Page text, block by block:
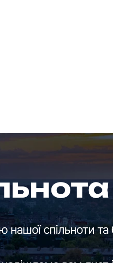
нашої спільноти та